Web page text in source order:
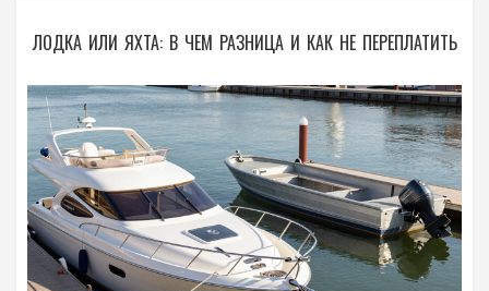
ЛОДКА ИЛИ ЯХТА: В ЧЕМ РАЗНИЦА И КАК НЕ ПЕРЕПЛАТИТЬ